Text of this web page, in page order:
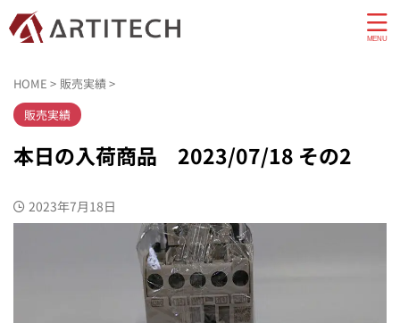
HOME > 販売実績>
販売実績
本日の入荷商品 2023/07/18 その2
2023年7月18日